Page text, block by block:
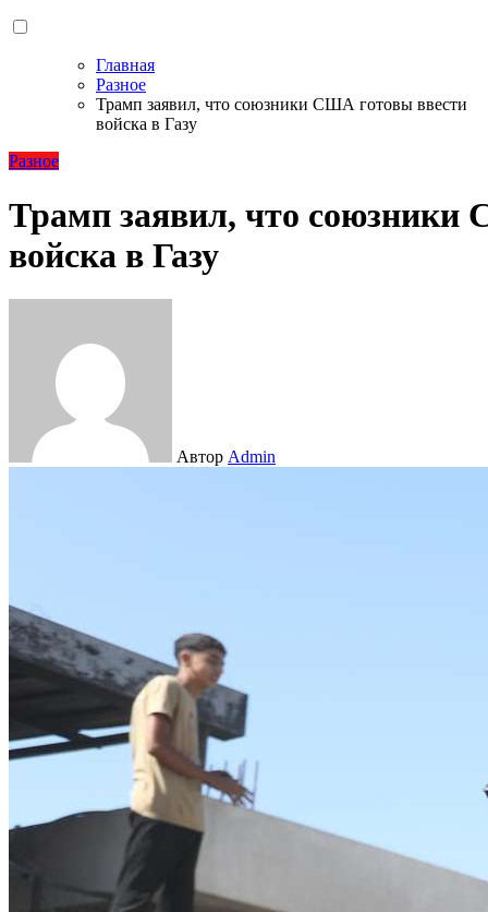
Главная
Разное
Трамп заявил, что союзники США готовы ввести
войска в Газу
Разное
Трамп заявил, что союзники
войска в Газу
Автор Admin